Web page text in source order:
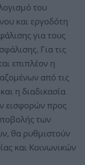
του
και εργοδότη
για τους
Για τις
επιπλέον η
από τις
η διαδικασία
εισφορών προς
των
θα ρυθμιστούν
και Κοινωνικών